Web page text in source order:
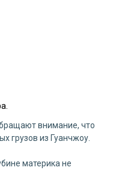
внимание, что
грузов из Гуанчжоу.
материка не